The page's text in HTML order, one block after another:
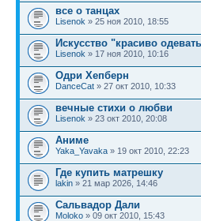
все о танцах
Lisenok » 25 ноя 2010, 18:55
Искусство "красиво
Lisenok » 17 ноя 2010, 10:16
Одри Хепберн
DanceCat » 27 окт 2010, 10:33
вечные стихи о любви
Lisenok » 23 окт 2010, 20:08
Аниме
Yaka_Yavaka » 19 окт 2010, 22:23
Где купить матрешку
lakin » 21 мар 2026, 14:46
Сальвадор Дали
Moloko » 09 окт 2010, 15:43